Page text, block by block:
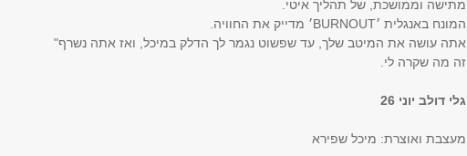
מתישה וממושכת, של תהליך איטי.
המונח באנגלית ׳BURNOUT׳ מדייק את החוויה.
אתה עושה את המיטב שלך, עד שפשוט נגמר לך הדלק במיכל, ואז אתה נשרף"
זה מה שקרה לי.
גלי דולב יוני 26
מעצבת ואוצרת: מיכל שפירא